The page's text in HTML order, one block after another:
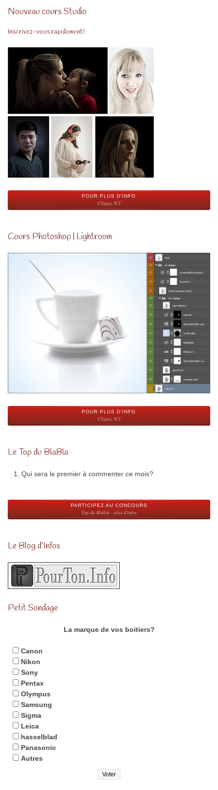
Nouveau cours Studio
Inscrivez-vous rapidement!
POUR PLUS D'INFO
Cliquez ICI
Cours Photoshop | Lightroom
POUR PLUS D'INFO
Cliquez ICI
Le Top du BlaBla
Qui sera le premier à commenter ce mois?
PARTICIPEZ AU CONCOURS
Top du Blabla - plus d'infos
Le Blog d’Infos
Petit Sondage
La marque de vos boitiers?
Canon
Nikon
Sony
Pentax
Olympus
Samsung
Sigma
Leica
hasselblad
Panasonic
Autres